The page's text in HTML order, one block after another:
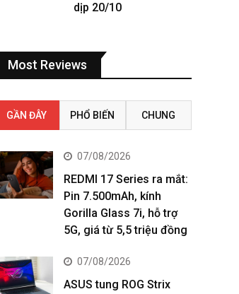
dịp 20/10
Most Reviews
GẦN ĐÂY PHỔ BIẾN CHUNG
07/08/2026
REDMI 17 Series ra mắt:
Pin 7.500mAh, kính
Gorilla Glass 7i, hỗ trợ
5G, giá từ 5,5 triệu đồng
07/08/2026
ASUS tung ROG Strix